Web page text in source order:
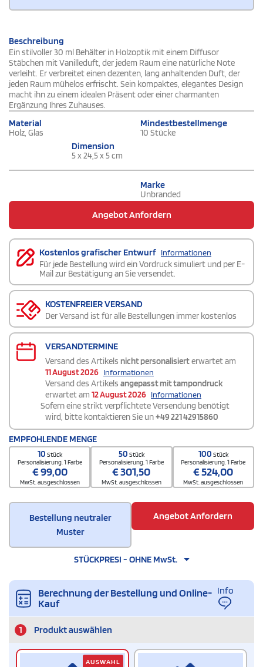
Beschreibung
Ein stilvoller 30 ml Behälter in Holzoptik mit einem Diffusor
Stäbchen mit Vanilleduft, der jedem Raum eine natürliche Note
verleiht. Er verbreitet einen dezenten, lang anhaltenden Duft, der
jeden Raum mühelos erfrischt. Sein kompaktes, elegantes Design
macht ihn zu einem idealen Präsent oder einer charmanten
Ergänzung Ihres Zuhauses.
Material
Holz, Glas
Mindestbestellmenge
10 Stücke
Dimension
5 x 24,5 x 5 cm
Marke
Unbranded
Angebot Anfordern
Kostenlos grafischer Entwurf Informationen
Für jede Bestellung wird ein Vordruck simuliert und per E-
Mail zur Bestätigung an Sie versendet.
KOSTENFREIER VERSAND
Der Versand ist für alle Bestellungen immer kostenlos
VERSANDTERMINE
Versand des Artikels nicht personalisierterwartet am
11 August 2026 Informationen
Versand des Artikels angepasst mit tampondruck
erwartet am 12 August 2026 Informationen
Sofern eine strikt verpflichtete Versendung benötigt
wird, bitte kontaktieren Sie un+49 221 42915860
EMPFOHLENDE MENGE
10 Stück
Personalisierung. 1 Farbe
€99,00
MwSt. ausgeschlossen
50 Stück
Personalisierung. 1 Farbe
€301,50
MwSt. ausgeschlossen
100 Stück
Personalisierung. 1 Farbe
€524,00
MwSt. ausgeschlossen
Bestellung neutraler
Muster
Angebot Anfordern
STÜCKPRESI - OHNE MwSt.
Berechnung der Bestellung und Online-
Kauf
Info
1 Produkt auswählen
AUSWAHL